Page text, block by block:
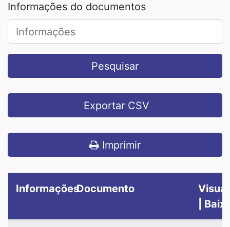
Informações do documentos
Pesquisar
Exportar CSV
Imprimir
InformaçõesDocumento
|